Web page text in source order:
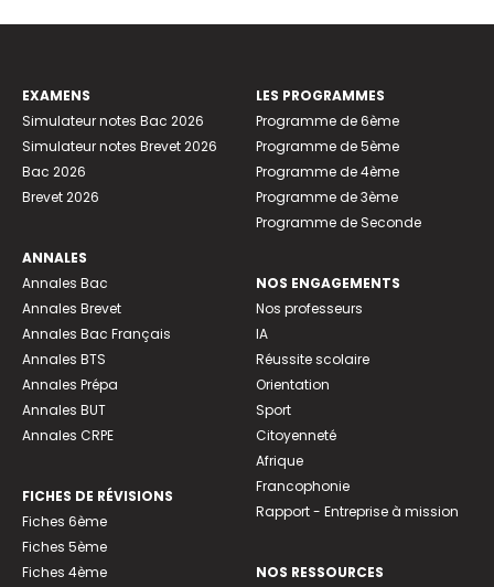
EXAMENS
Simulateur notes Bac 2026
Simulateur notes Brevet 2026
Bac 2026
Brevet 2026
ANNALES
Annales Bac
Annales Brevet
Annales Bac Français
Annales BTS
Annales Prépa
Annales BUT
Annales CRPE
FICHES DE RÉVISIONS
Fiches 6ème
Fiches 5ème
Fiches 4ème
LES PROGRAMMES
Programme de 6ème
Programme de 5ème
Programme de 4ème
Programme de 3ème
Programme de Seconde
NOS ENGAGEMENTS
Nos professeurs
IA
Réussite scolaire
Orientation
Sport
Citoyenneté
Afrique
Francophonie
Rapport - Entreprise à mission
NOS RESSOURCES